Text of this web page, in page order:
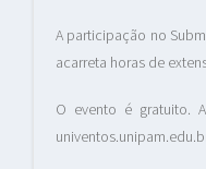
A participação no
acarreta horas de
O evento é gratuito.